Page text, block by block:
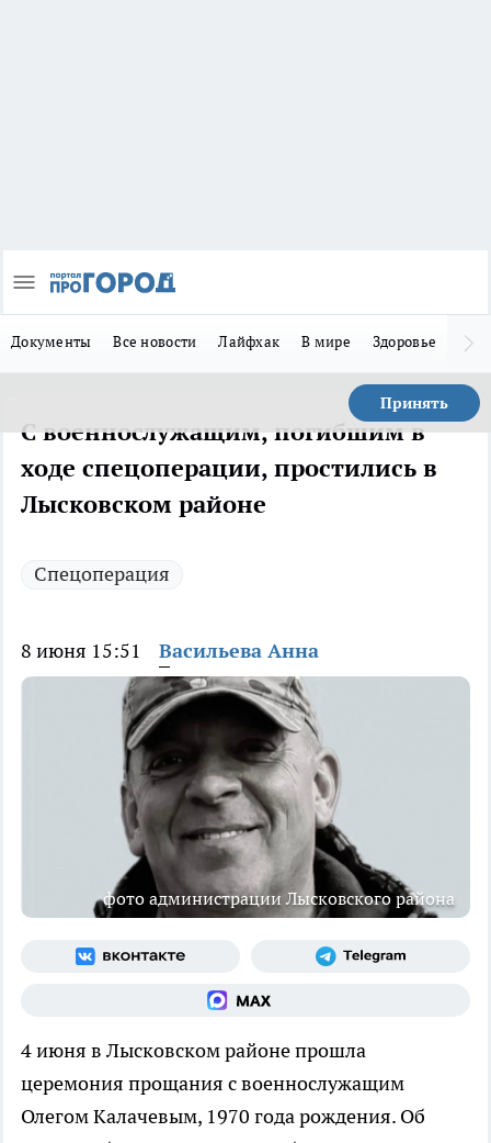
Документы Все новости Лайфхак В мире Здоровье
Принять
С военнослужащим, погибшим в
ходе спецоперации, простились в
Лысковском районе
Спецоперация
8 июня 15:51 Васильева Анна
фото администрации Лысковского района
4 июня в Лысковском районе прошла
церемония прощания с военнослужащим
Олегом Калачевым, 1970 года рождения. Об